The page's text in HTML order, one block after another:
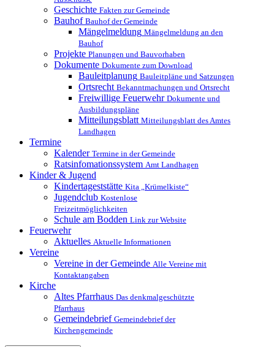
Geschichte Fakten zur Gemeinde
Bauhof Bauhof der Gemeinde
Mängelmeldung Mängelmeldung an den
Bauhof
Projekte Planungen und Bauvorhaben
Dokumente Dokumente zum Download
Bauleitplanung Bauleitpläne und Satzungen
Ortsrecht Bekanntmachungen und Ortsrecht
Freiwillige Feuerwehr Dokumente und
Ausbildungspläne
Mitteilungsblatt Mitteilungsblatt des Amtes
Landhagen
Termine
Kalender Termine in der Gemeinde
Ratsinfomationssystem Amt Landhagen
Kinder & Jugend
Kindertageststätte Kita „Krümelkiste“
Jugendclub Kostenlose
Freizeitmöglichkeiten
Schule am Bodden Link zur Website
Feuerwehr
Aktuelles Aktuelle Informationen
Vereine
Vereine in der Gemeinde Alle Vereine mit
Kontaktangaben
Kirche
Altes Pfarrhaus Das denkmalgeschützte
Pfarrhaus
Gemeindebrief Gemeindebrief der
Kirchengemeinde